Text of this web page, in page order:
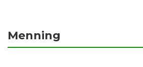
Menning